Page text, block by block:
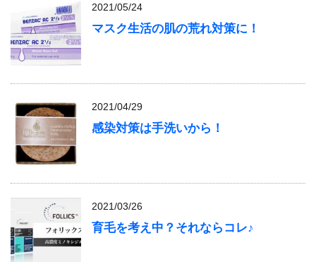
2021/05/24
マスク生活の肌の荒れ対策に！
2021/04/29
感染対策は手洗いから！
2021/03/26
育毛を考え中？それならコレ♪